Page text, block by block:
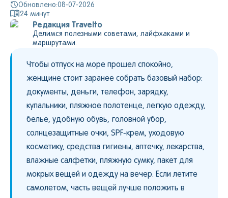
Обновлено:08-07-2026
24 минут
Редакция Travelto
Делимся полезными советами, лайфхаками и
маршрутами.
Чтобы отпуск на море прошел спокойно,
женщине стоит заранее собрать базовый набор:
документы, деньги, телефон, зарядку,
купальники, пляжное полотенце, легкую одежду,
белье, удобную обувь, головной убор,
солнцезащитные очки, SPF-крем, уходовую
косметику, средства гигиены, аптечку, лекарства,
влажные салфетки, пляжную сумку, пакет для
мокрых вещей и одежду на вечер. Если летите
самолетом, часть вещей лучше положить в